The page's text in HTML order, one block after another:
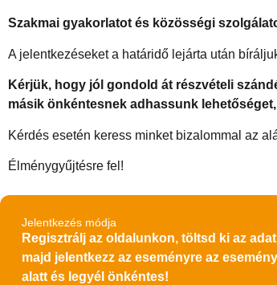
Szakmai gyakorlatot és közösségi
A jelentkezéseket a határidő lejárta után
Kérjük, hogy jól gondold át részvételi
másik önkéntesnek adhassunk
Kérdés esetén keress minket bizalommal az
Élménygyűjtésre fel!
Jelentkezés módja
Regisztrálj az oldalunkon, töltsd ki az
majd jelentkezz az eseményre az
alatt és legyél önkéntes!